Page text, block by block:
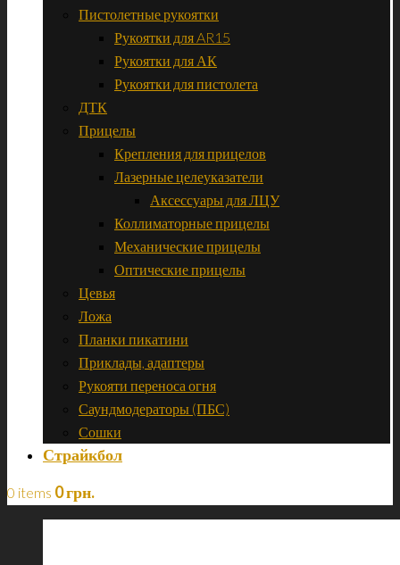
Пистолетные рукоятки
Рукоятки для AR15
Рукоятки для АК
Рукоятки для пистолета
ДТК
Прицелы
Крепления для прицелов
Лазерные целеуказатели
Аксессуары для ЛЦУ
Коллиматорные прицелы
Механические прицелы
Оптические прицелы
Цевья
Ложа
Планки пикатини
Приклады, адаптеры
Рукояти переноса огня
Саундмодераторы (ПБС)
Сошки
Страйкбол
0 items 0грн.